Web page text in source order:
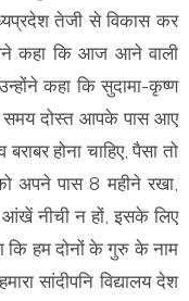
तेजी से विकास कर
कहा कि आज आने वाली
कहा कि सुदामा-कृष्ण
समय दोस्त आपके पास आए
होना चाहिए, पैसा तो
अपने पास 8 महीने रखा,
आंखें नीची न हों, इसके लिए
कि हम दोनों के गुरु के नाम
सांदीपनि विद्यालय देश